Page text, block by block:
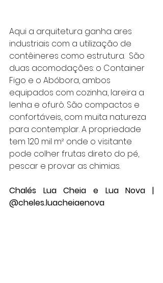
Aqui a arquitetura ganha ares
industriais com a utilização de
contêineres como estrutura.  São
duas acomodações: o Container
Figo e o Abóbora, ambos
equipados com cozinha, lareira a
lenha e ofurô. São compactos e
confortáveis, com muita natureza
para contemplar. A propriedade
tem 120 mil m² onde o visitante
pode colher frutas direto do pé,
pescar e provar as chimias.
Chalés Lua Cheia e Lua Nova |
@cheles.luacheiaenova